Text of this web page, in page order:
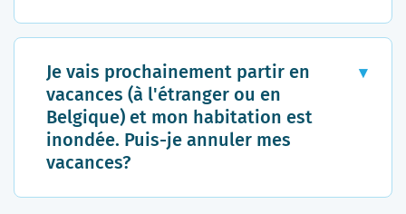
Quand passera l’expert
? En fonction du
nombre de dossiers à
gérer et dès que les
conditions le
Oui. Ethias rembourse le solde des jours
restants initialement prévus en cas de
retour anticipé pour un sinistre grave au
domicile (incendie, dégâts des eaux,
tempête, explosion ou implosion) rendant
celui-ci inhabitable.
Je vais prochainement partir en
vacances (à l'étranger ou en
Belgique) et mon habitation est
inondée. Puis-je annuler mes
vacances?